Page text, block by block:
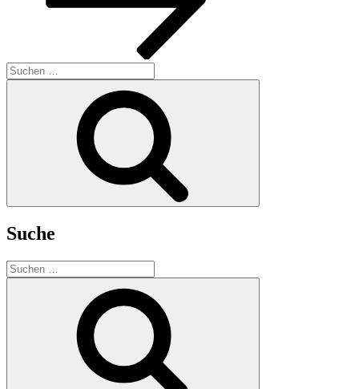
Suchen
nach:
Suche
Suchen
nach: